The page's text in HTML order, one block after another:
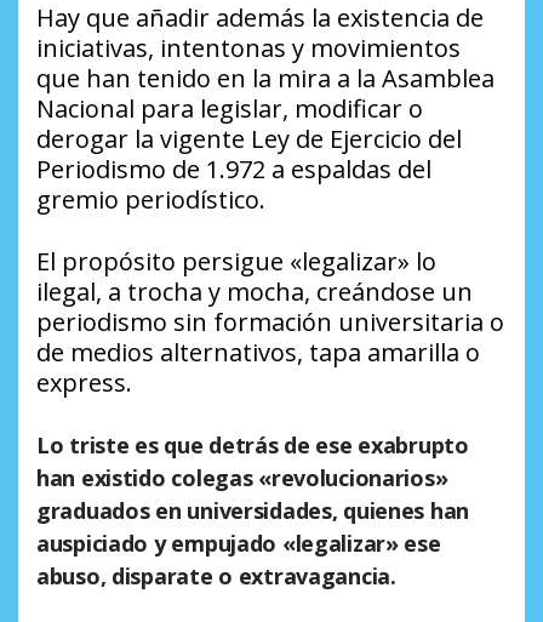
Hay que añadir además la existencia de
iniciativas, intentonas y movimientos
que han tenido en la mira a la Asamblea
Nacional para legislar, modificar o
derogar la vigente Ley de Ejercicio del
Periodismo de 1.972 a espaldas del
gremio periodístico.
El propósito persigue «legalizar» lo
ilegal, a trocha y mocha, creándose un
periodismo sin formación universitaria o
de medios alternativos, tapa amarilla o
express.
Lo triste es que detrás de ese exabrupto
han existido colegas «revolucionarios»
graduados en universidades, quienes han
auspiciado y empujado «legalizar» ese
abuso, disparate o extravagancia.